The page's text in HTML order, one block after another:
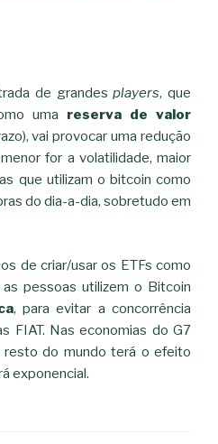
de grandesplayers, que
uma reserva de valor
vai provocar uma redução
for a volatilidade, maior
que utilizam o bitcoin como
do dia-a-dia, sobretudo em
de criar/usar os ETFs como
pessoas utilizem o Bitcoin
, para evitar a concorrência
FIAT. Nas economias do G7
resto do mundo terá o efeito
exponencial.